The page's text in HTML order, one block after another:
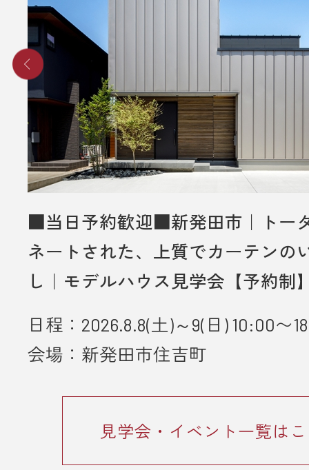
み対象とさせていだきます。
・これから住宅の建築やリフォーム
事をご検討されているお客様のみ対
ていただきます。
・プレゼントは、1名様（1家族様）1
させていただきます。
・過去に資料請求などでプレゼント
ただいた方は対象外とさせていただ
・未成年者様のみのご来場は対象外
いただきます。
・弊社のアンケートにご協力してい
とが条件となります。
■ 個人情報の取り扱いについて
・ご入力いただきました情報は「
■当日予約歓迎■新発田市｜トー
ネートされた、上質でカーテンの
し｜モデルハウス見学会【予約制
日程：2026.8.8(土)～9(日) 10:00〜
会場：新発田市住吉町
見学会・イベント一覧は